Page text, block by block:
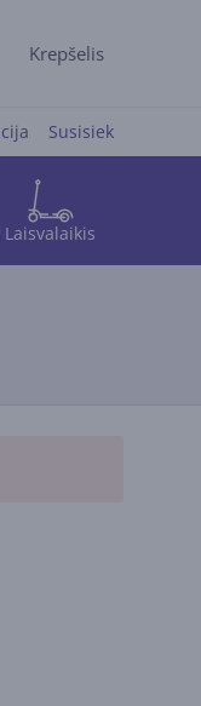
Krepšelis
Susisiek
Laisvalaikis